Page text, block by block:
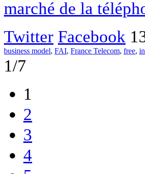
marché de la
Twitter Facebook
business model, FAI, France Telecom, free,
1/7
1
2
3
4